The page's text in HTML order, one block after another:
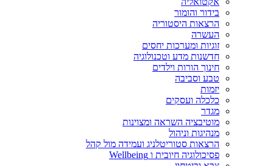
בידור והומור
הרצאות היסטוריה
העשרה
זוגיות ומערכות יחסים
חדשנות מדע וטכנולוגיה
חינוך הורות וילדים
טבע וסביבה
יזמות
כלכלה ועסקים
מגדר
מוטיבציה השראה ומצוינות
מנהיגות וניהול
הרצאות סטוריטלניג ועמידה מול קהל
פסיכולוגיה חיובית ו Wellbeing